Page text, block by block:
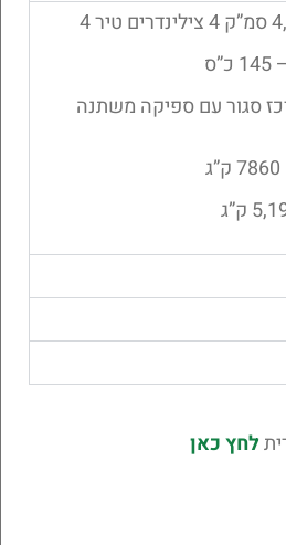
סגור עם ספיקה משתנה
לחץ כאן